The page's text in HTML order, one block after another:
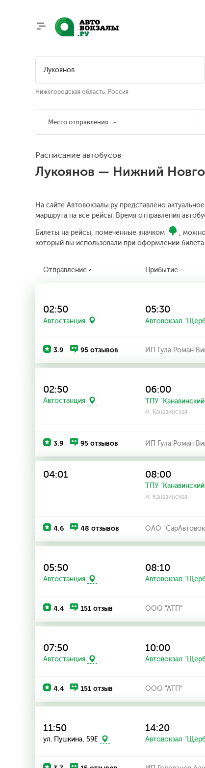
Нижегородская область, Россия
Место отправления
Расписание автобусов
Лукоянов — Нижний
На сайте Автовокзалы.ру представлено
маршрута на все рейсы. Время отправления
Билеты на рейсы, помеченные значком
, можно
который вы использовали при оформлении билета.
Отправление Прибытие
02:50
Автостанция
05:30
Автовокзал
3.9 95 отзывов ИП Гула Роман
02:50
Автостанция
06:00
ТПУ
м. Канавинская
3.9 95 отзывов ИП Гула Роман
04:01 08:00
ТПУ
м. Канавинская
4.6 48 отзывов ОАО
05:50
Автостанция
08:10
Автовокзал
4.4 151 отзыв ООО "АТП"
07:50
Автостанция
10:00
Автовокзал
4.4 151 отзыв ООО "АТП"
11:50
ул. Пушкина, 59Е
14:20
Автовокзал